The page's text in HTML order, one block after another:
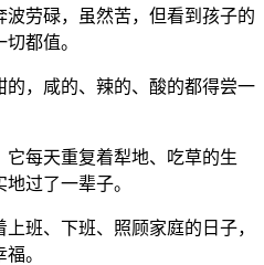
劳碌，虽然苦，但看到孩子的
都值。
，咸的、辣的、酸的都得尝一
每天重复着犁地、吃草的生
过了一辈子。
班、下班、照顾家庭的日子，
。